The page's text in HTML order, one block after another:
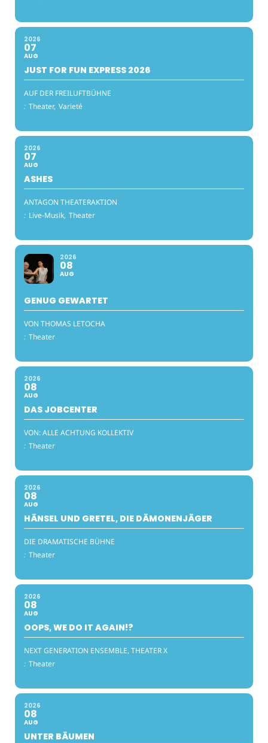
2026
07
AUG
JUST FOR FUN EXPRESS 2026
AUF DER FREILUFTBÜHNE
: Theater, Varieté
2026
07
AUG
ASHES
ANTAGON THEATERAKTION
: Live-Musik, Theater
2026
08
AUG
GENUG GEWARTET
VON THOMAS LETOCHA
: Theater
2026
08
AUG
DAS JOBCENTER
VON: ALLE ACHTUNG KOLLEKTIV
: Theater
2026
08
AUG
HÄNSEL UND GRETEL, DIE DÄMONENJÄGER
DIE DRAMATISCHE BÜHNE
: Theater
2026
08
AUG
OOPS, WE DO IT AGAIN!?
NEXT GENERATION ENSEMBLE, THEATER X
: Theater
2026
08
AUG
UNTER BÄUMEN